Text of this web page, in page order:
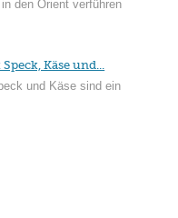
den Orient verführen
Käse und...
und Käse sind ein